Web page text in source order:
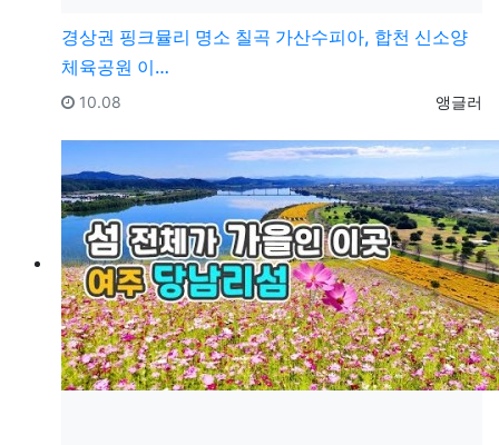
경상권 핑크뮬리 명소 칠곡 가산수피아, 합천 신소양
체육공원 이…
등록자
앵글러
등록일
10.08